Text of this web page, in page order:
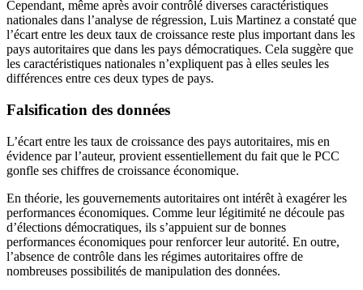
Cependant, même après avoir contrôlé diverses caractéristiques
nationales dans l’analyse de régression, Luis Martinez a constaté que
l’écart entre les deux taux de croissance reste plus important dans les
pays autoritaires que dans les pays démocratiques. Cela suggère que
les caractéristiques nationales n’expliquent pas à elles seules les
différences entre ces deux types de pays.
Falsification des données
L’écart entre les taux de croissance des pays autoritaires, mis en
évidence par l’auteur, provient essentiellement du fait que le PCC
gonfle ses chiffres de croissance économique.
En théorie, les gouvernements autoritaires ont intérêt à exagérer les
performances économiques. Comme leur légitimité ne découle pas
d’élections démocratiques, ils s’appuient sur de bonnes
performances économiques pour renforcer leur autorité. En outre,
l’absence de contrôle dans les régimes autoritaires offre de
nombreuses possibilités de manipulation des données.